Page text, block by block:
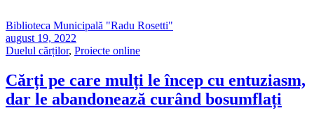
Biblioteca Municipală "Radu Rosetti"
august 19, 2022
Duelul cărților, Proiecte online
Cărți pe care mulți le încep cu entuziasm,
dar le abandonează curând bosumflați